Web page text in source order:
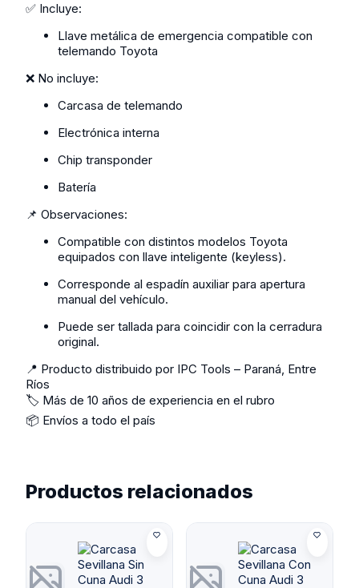
✅ Incluye:
Llave metálica de emergencia compatible con
telemando Toyota
❌ No incluye:
Carcasa de telemando
Electrónica interna
Chip transponder
Batería
📌 Observaciones:
Compatible con distintos modelos Toyota
equipados con llave inteligente (keyless).
Corresponde al espadín auxiliar para apertura
manual del vehículo.
Puede ser tallada para coincidir con la cerradura
original.
📍 Producto distribuido por IPC Tools – Paraná, Entre
Ríos
🏷️ Más de 10 años de experiencia en el rubro
📦 Envíos a todo el país
Productos relacionados